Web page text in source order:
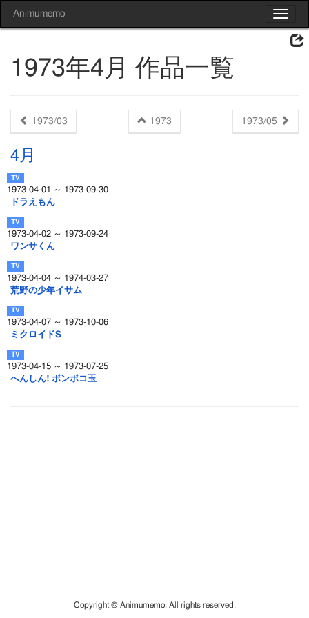
Toggle
Animumemo
1973年4月 作品一覧
1973/03 1973 1973/05
4月
1973-04-01 ～ 1973-09-30
ドラえもん
1973-04-02 ～ 1973-09-24
ワンサくん
1973-04-04 ～ 1974-03-27
荒野の少年イサム
1973-04-07 ～ 1973-10-06
ミクロイドS
1973-04-15 ～ 1973-07-25
へんしん! ポンポコ玉
Copyright © Animumemo. All rights reserved.